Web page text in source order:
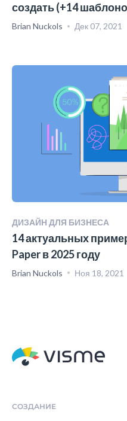
создать (+14
Brian Nuckols Дек 07, 2021
ДИЗАЙН ДЛЯ БИЗНЕСА
14 актуальных
Paper в 2025 году
Brian Nuckols Ноя 18, 2021
СОЗДАНИЕ